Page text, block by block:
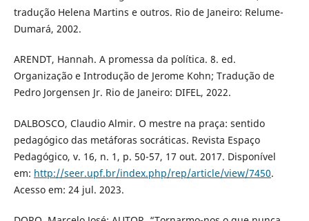
tradução Helena Martins e outros. Rio de Janeiro: Relume-
Dumará, 2002.
ARENDT, Hannah. A promessa da política. 8. ed.
Organização e Introdução de Jerome Kohn; Tradução de
Pedro Jorgensen Jr. Rio de Janeiro: DIFEL, 2022.
DALBOSCO, Claudio Almir. O mestre na praça: sentido
pedagógico das metáforas socráticas. Revista Espaço
Pedagógico, v. 16, n. 1, p. 50-57, 17 out. 2017. Disponível
em: http://seer.upf.br/index.php/rep/article/view/7450.
Acesso em: 24 jul. 2023.